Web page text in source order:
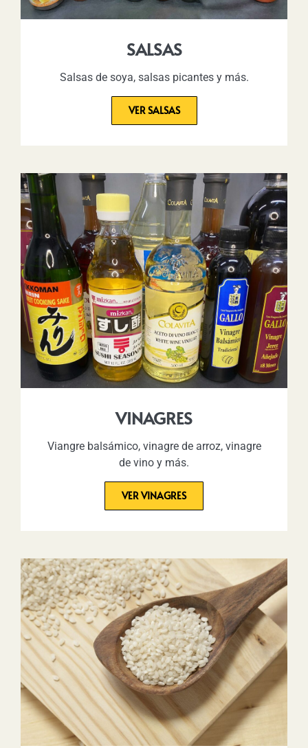
SALSAS
Salsas de soya, salsas picantes y más.
VER SALSAS
VINAGRES
Viangre balsámico, vinagre de arroz, vinagre
de vino y más.
VER VINAGRES